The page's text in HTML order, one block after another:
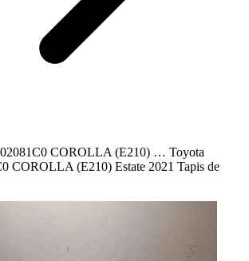
COROLLA (E210) … Toyota
COROLLA (E210) Estate 2021 Tapis de